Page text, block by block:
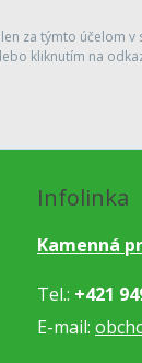
za týmto účelom
kliknutím na
Infolinka
Kamenná
Tel.: +421
E-mail: